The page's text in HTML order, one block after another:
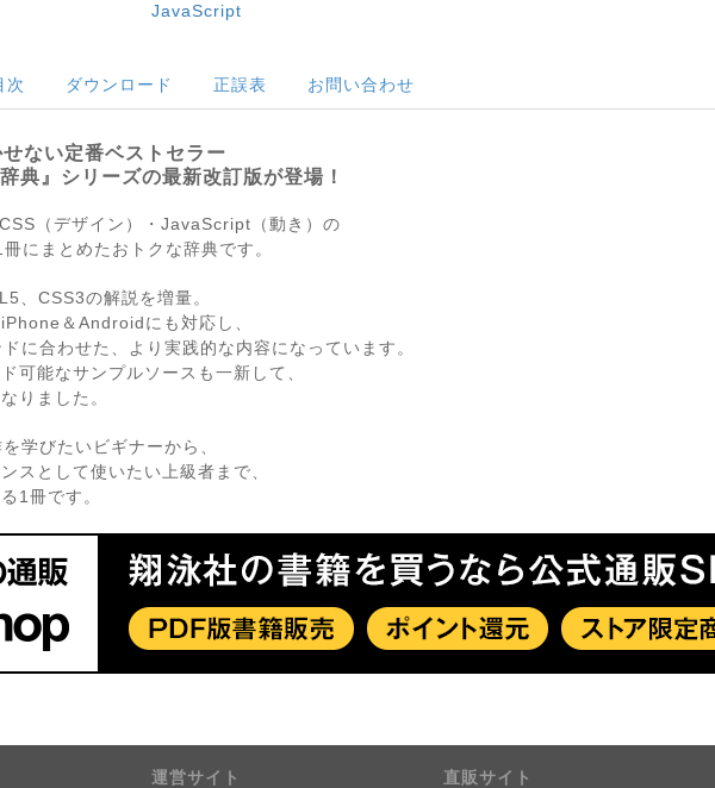
JavaScript
次 ダウンロード 正誤表 お問い合わせ
ない定番ベストセラー
典』シリーズの最新改訂版が登場！
（デザイン）・JavaScript（動き）の
にまとめたおトクな辞典です。
、CSS3の解説を増量。
＆Androidにも対応し、
に合わせた、より実践的な内容になっています。
可能なサンプルソースも一新して、
りました。
学びたいビギナーから、
スとして使いたい上級者まで、
1冊です。
運営サイト 直販サイト